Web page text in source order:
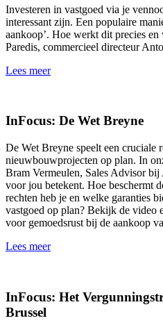
Investeren in vastgoed via je
interessant zijn. Een populaire
aankoop’. Hoe werkt dit precies
Paredis, commercieel directeur
Lees meer
InFocus: De Wet Breyne
De Wet Breyne speelt een cruciale
nieuwbouwprojecten op plan. In
Bram Vermeulen, Sales Advisor
voor jou betekent. Hoe beschermt
rechten heb je en welke garanties
vastgoed op plan? Bekijk de video
voor gemoedsrust bij de aankoop
Lees meer
InFocus: Het
Brussel